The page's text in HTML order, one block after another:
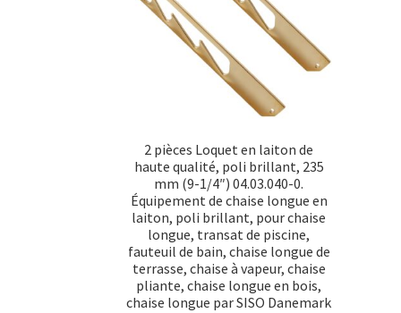
2 pièces Loquet en laiton de
haute qualité, poli brillant, 235
mm (9-1/4″) 04.03.040-0.
Équipement de chaise longue en
laiton, poli brillant, pour chaise
longue, transat de piscine,
fauteuil de bain, chaise longue de
terrasse, chaise à vapeur, chaise
pliante, chaise longue en bois,
chaise longue par SISO Danemark